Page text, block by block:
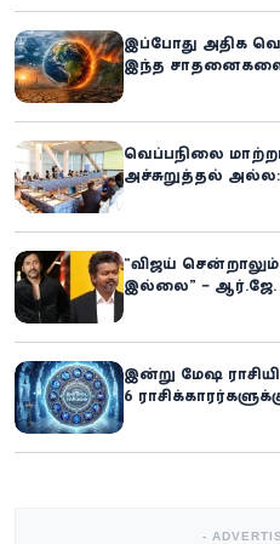
இப்போது அதிக
இந்த சாதனைகளை
வெப்பநிலை
அச்சுறுத்தல் அல்ல:
“விஜய் சென்றாலும்
இல்லை” – ஆர்.ஜே.
இன்று மேஷ
6
-